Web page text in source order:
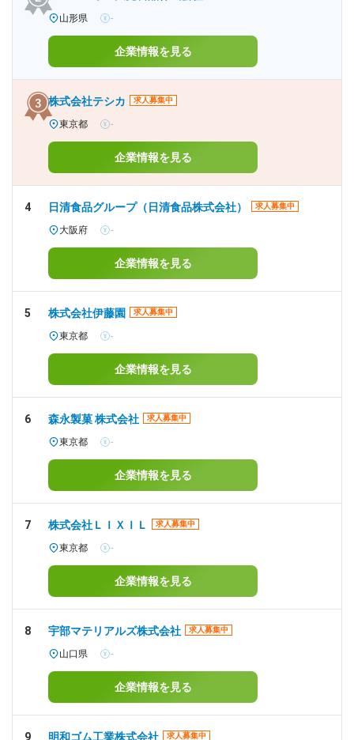
山形県 -
企業情報を見る
株式会社テシカ 求人募集中
東京都 -
企業情報を見る
4 日清食品グループ（日清食品株式会社） 求人募集中
大阪府 -
企業情報を見る
5 株式会社伊藤園 求人募集中
東京都 -
企業情報を見る
6 森永製菓 株式会社 求人募集中
東京都 -
企業情報を見る
7 株式会社ＬＩＸＩＬ 求人募集中
東京都 -
企業情報を見る
8 宇部マテリアルズ株式会社 求人募集中
山口県 -
企業情報を見る
9 明和ゴム工業株式会社 求人募集中